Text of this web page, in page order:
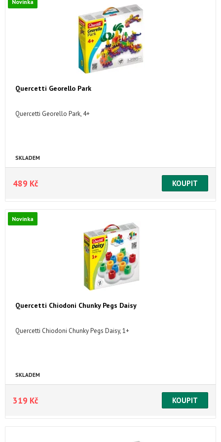
Novinka
Quercetti Georello Park
Quercetti Georello Park, 4+
SKLADEM
489 Kč
Novinka
Quercetti Chiodoni Chunky Pegs Daisy
Quercetti Chiodoni Chunky Pegs Daisy, 1+
SKLADEM
319 Kč